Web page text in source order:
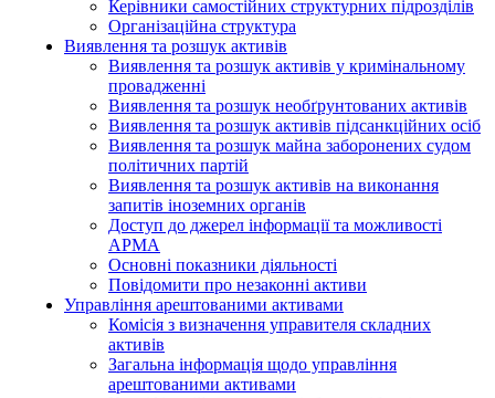
Керівники самостійних структурних підрозділів
Організаційна структура
Виявлення та розшук активів
Виявлення та розшук активів у кримінальному
провадженні
Виявлення та розшук необґрунтованих активів
Виявлення та розшук активів підсанкційних осіб
Виявлення та розшук майна заборонених судом
політичних партій
Виявлення та розшук активів на виконання
запитів іноземних органів
Доступ до джерел інформації та можливості
АРМА
Основні показники діяльності
Повідомити про незаконні активи
Управління арештованими активами
Комісія з визначення управителя складних
активів
Загальна інформація щодо управління
арештованими активами